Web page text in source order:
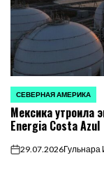
ОПУБЛИКОВАНО
В
СЕВЕРНАЯ АМЕРИКА
Мексика утроила
Energia Costa Azul
on29.07.2026Гульнара